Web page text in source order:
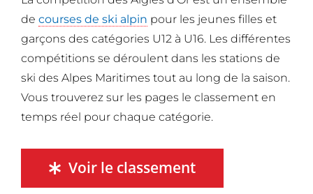
de courses de ski alpin pour les jeunes filles et
garçons des catégories U12 à U16. Les différentes
compétitions se déroulent dans les stations de
ski des Alpes Maritimes tout au long de la saison.
Vous trouverez sur les pages le classement en
temps réel pour chaque catégorie.
Voir le classement